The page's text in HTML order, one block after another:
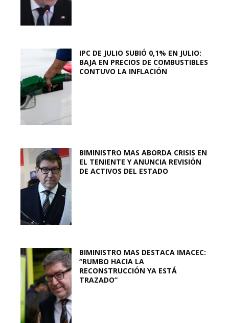
IPC DE JULIO SUBIÓ 0,1% EN JULIO:
BAJA EN PRECIOS DE COMBUSTIBLES
CONTUVO LA INFLACIÓN
BIMINISTRO MAS ABORDA CRISIS EN
EL TENIENTE Y ANUNCIA REVISIÓN
DE ACTIVOS DEL ESTADO
BIMINISTRO MAS DESTACA IMACEC:
“RUMBO HACIA LA
RECONSTRUCCIÓN YA ESTÁ
TRAZADO”